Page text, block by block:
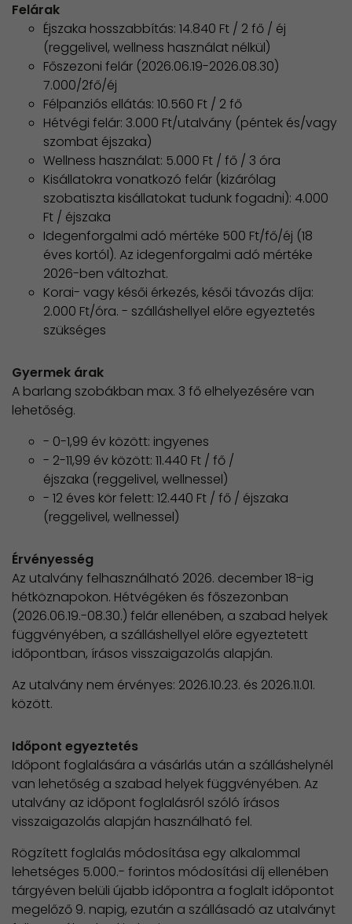
Felárak
Éjszaka hosszabbítás: 14.840 Ft / 2 fő / éj
(reggelivel, wellness használat nélkül)
Főszezoni felár (2026.06.19-2026.08.30)
7.000/2fő/éj
Félpanziós ellátás: 10.560 Ft / 2 fő
Hétvégi felár: 3.000 Ft/utalvány (péntek és/vagy
szombat éjszaka)
Wellness használat: 5.000 Ft / fő / 3 óra
Kisállatokra vonatkozó felár (kizárólag
szobatiszta kisállatokat tudunk fogadni): 4.000
Ft / éjszaka
Idegenforgalmi adó mértéke 500 Ft/fő/éj (18
éves kortól). Az idegenforgalmi adó mértéke
2026-ben változhat.
Korai- vagy késői érkezés, késői távozás díja:
2.000 Ft/óra. - szálláshellyel előre egyeztetés
szükséges
Gyermek árak
A barlang szobákban max. 3 fő elhelyezésére van
lehetőség.
- 0-1,99 év között: ingyenes
- 2-11,99 év között: 11.440 Ft / fő /
éjszaka (reggelivel, wellnessel)
- 12 éves kör felett: 12.440 Ft / fő / éjszaka
(reggelivel, wellnessel)
Érvényesség
Az utalvány felhasználható 2026. december 18-ig
hétköznapokon. Hétvégéken és főszezonban
(2026.06.19.-08.30.) felár ellenében, a szabad helyek
függvényében, a szálláshellyel előre egyeztetett
időpontban, írásos visszaigazolás alapján.
Az utalvány nem érvényes: 2026.10.23. és 2026.11.01.
között.
Időpont egyeztetés
Időpont foglalására a vásárlás után a szálláshelynél
van lehetőség a szabad helyek függvényében. Az
utalvány az időpont foglalásról szóló írásos
visszaigazolás alapján használható fel.
Rögzített foglalás módosítása egy alkalommal
lehetséges 5.000.- forintos módosítási díj ellenében
tárgyéven belüli újabb időpontra a foglalt időpontot
megelőző 9. napig, ezután a szállásadó az utalványt